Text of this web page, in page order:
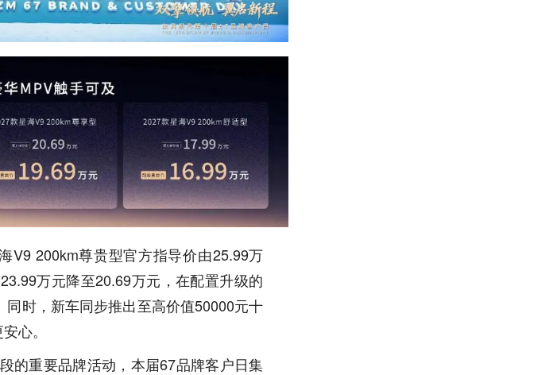
V9 200km尊贵型官方指导价由25.99万
万元降至20.69万元，在配置升级的
时，新车同步推出至高价值50000元十
心。
的重要品牌活动，本届67品牌客户日集